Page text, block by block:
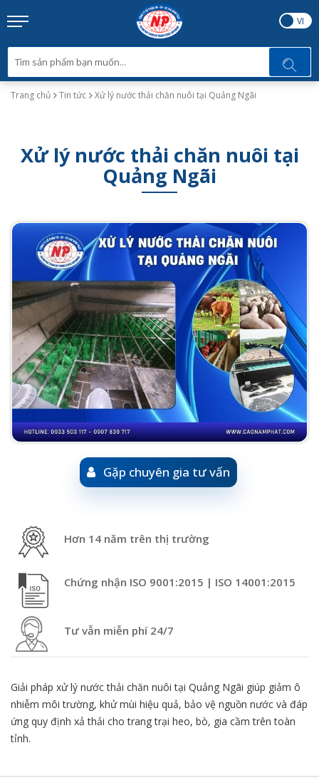
EN VI
Trang chủ Tin tức Xử lý nước thải chăn nuôi tại Quảng Ngãi
Xử lý nước thải chăn nuôi tại
Quảng Ngãi
Gặp chuyên gia tư vấn
Hơn 14 năm trên thị trường
Chứng nhận ISO 9001:2015 | ISO 14001:2015
Tư vẫn miễn phí 24/7
Giải pháp xử lý nước thải chăn nuôi tại Quảng Ngãi giúp giảm ô
nhiễm môi trường, khử mùi hiệu quả, bảo vệ nguồn nước và đáp
ứng quy định xả thải cho trang trại heo, bò, gia cầm trên toàn
tỉnh.